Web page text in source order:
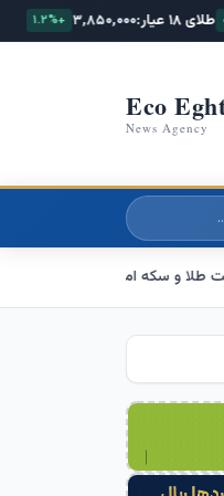
۳,۸۵۰,۰۰۰ +۱.۲% سکه امامی:
Eco
News Agency